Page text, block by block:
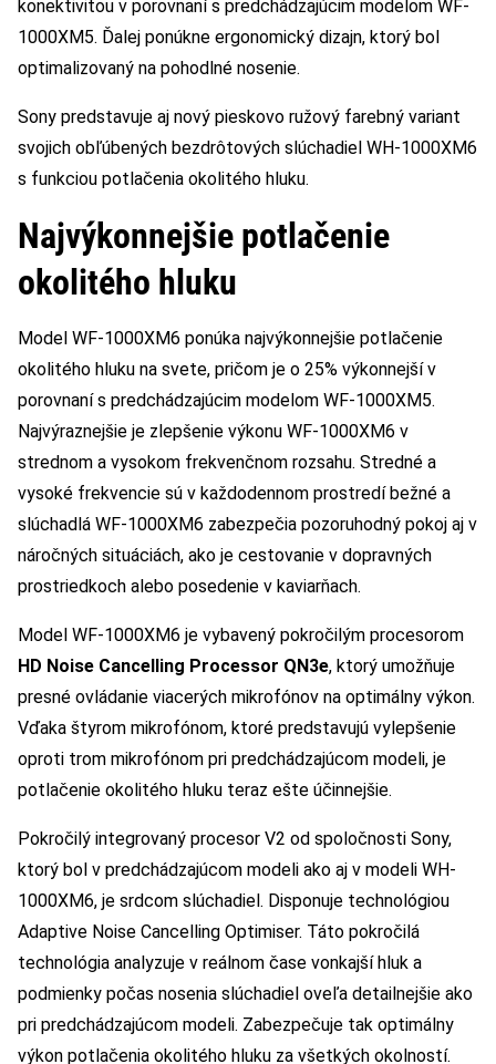
konektivitou v porovnaní s predchádzajúcim modelom WF-
1000XM5. Ďalej ponúkne ergonomický dizajn, ktorý bol
optimalizovaný na pohodlné nosenie.
Sony predstavuje aj nový pieskovo ružový farebný variant
svojich obľúbených bezdrôtových slúchadiel WH-1000XM6
s funkciou potlačenia okolitého hluku.
Najvýkonnejšie potlačenie
okolitého hluku
Model WF-1000XM6 ponúka najvýkonnejšie potlačenie
okolitého hluku na svete, pričom je o 25% výkonnejší v
porovnaní s predchádzajúcim modelom WF-1000XM5.
Najvýraznejšie je zlepšenie výkonu WF-1000XM6 v
strednom a vysokom frekvenčnom rozsahu. Stredné a
vysoké frekvencie sú v každodennom prostredí bežné a
slúchadlá WF-1000XM6 zabezpečia pozoruhodný pokoj aj v
náročných situáciách, ako je cestovanie v dopravných
prostriedkoch alebo posedenie v kaviarňach.
Model WF-1000XM6 je vybavený pokročilým procesorom
HD Noise Cancelling Processor QN3e, ktorý umožňuje
presné ovládanie viacerých mikrofónov na optimálny výkon.
Vďaka štyrom mikrofónom, ktoré predstavujú vylepšenie
oproti trom mikrofónom pri predchádzajúcom modeli, je
potlačenie okolitého hluku teraz ešte účinnejšie.
Pokročilý integrovaný procesor V2 od spoločnosti Sony,
ktorý bol v predchádzajúcom modeli ako aj v modeli WH-
1000XM6, je srdcom slúchadiel. Disponuje technológiou
Adaptive Noise Cancelling Optimiser. Táto pokročilá
technológia analyzuje v reálnom čase vonkajší hluk a
podmienky počas nosenia slúchadiel oveľa detailnejšie ako
pri predchádzajúcom modeli. Zabezpečuje tak optimálny
výkon potlačenia okolitého hluku za všetkých okolností.